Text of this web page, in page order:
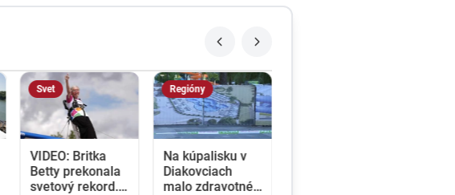
Svet
VIDEO: Britka
Betty prekonala
svetový rekord.
Regióny
Na kúpalisku v
Diakovciach
malo zdravotné